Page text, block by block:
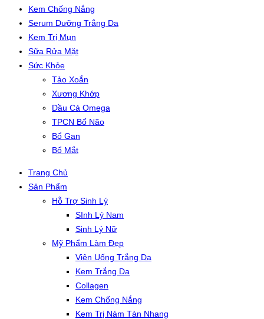
Kem Chống Nắng
Serum Dưỡng Trắng Da
Kem Trị Mụn
Sữa Rửa Mặt
Sức Khỏe
Tảo Xoắn
Xương Khớp
Dầu Cá Omega
TPCN Bổ Não
Bổ Gan
Bổ Mắt
Trang Chủ
Sản Phẩm
Hỗ Trợ Sinh Lý
SInh Lý Nam
Sinh Lý Nữ
Mỹ Phẩm Làm Đẹp
Viên Uống Trắng Da
Kem Trắng Da
Collagen
Kem Chống Nắng
Kem Trị Nám Tàn Nhang